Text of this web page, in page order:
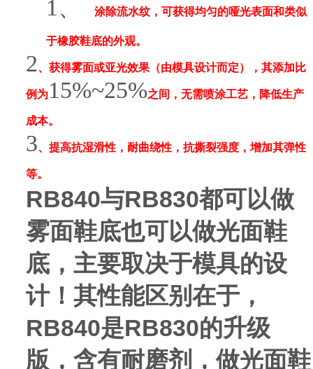
1、 涂除流水纹， 可获得均匀的哑光表面和类似
于橡胶鞋底的外观。
2、获得雾面或亚光效果（由模具设计而定），其添加比
例为15%~25%之间，无需喷涂工艺，降低生产
成本。
3、提高抗湿滑性，耐曲绕性，抗撕裂强度，增加其弹性
等。
RB840与RB830都可以做
雾面鞋底也可以做光面鞋
底，主要取决于模具的设
计！其性能区别在于，
RB840是RB830的升级
版，含有耐磨剂，做光面鞋